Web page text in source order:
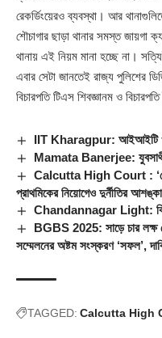
রেকর্ডিংয়েরও ব্যবস্থা। আর
শৌচাগার ছাড়া থানার সমস্ত জায়গা
থানায় এই নিয়ম মানা হচ্ছে না।
এবার সেটা জানতেই রাজ্য পুলিশের
বিচারপতি টিএস শিবজ্ঞানম ও বিচারপতি
IIT Kharagpur: আইআইটি
Mamata Banerjee: যুবসাথীর
Calcutta High Court : ‘কে
প্রাথমিকের নিয়োগেও দুর্নীতির
Chandannagar Light:
BGBS 2025: সাড়ে চার লক্ষ
সম্মেলনের অষ্টম সংস্করণ ‘সফল’,
TAGGED: Calcutta High